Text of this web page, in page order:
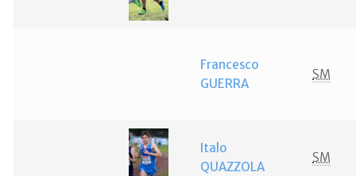
Francesco
GUERRA
SM
Italo
QUAZZOLA
SM